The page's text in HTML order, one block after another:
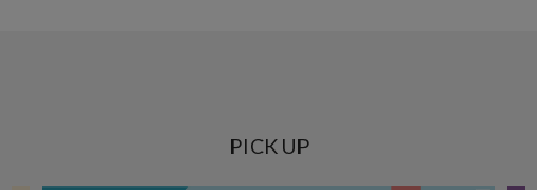
PICK UP